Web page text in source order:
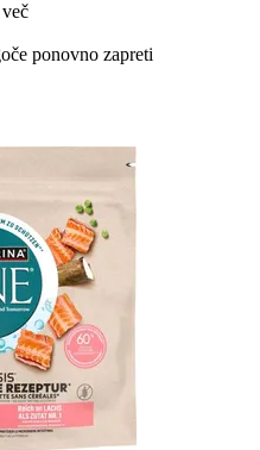
ponovno zapreti